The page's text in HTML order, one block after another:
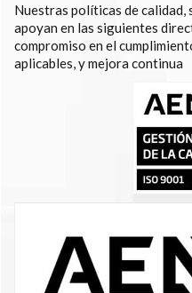
Nuestras políticas de calidad,
apoyan en las siguientes
compromiso en el
aplicables, y mejora continua